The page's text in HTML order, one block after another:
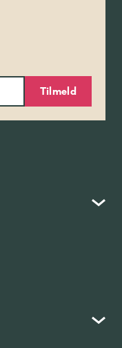
Tilmeld